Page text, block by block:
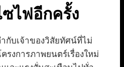
ซไฟอีกครั้ง
กับเจ้าของวิสัยทัศน์ที่ไม่
รงการภาพยนตร์เรื่องใหม่